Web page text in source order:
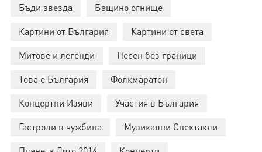
Бъди звезда
Бащино огнище
Картини от България
Картини от света
Митове и легенди
Песен без граници
Това е България
Фолкмаратон
Концертни Изяви
Участия в България
Гастроли в чужбина
Музикални Спектакли